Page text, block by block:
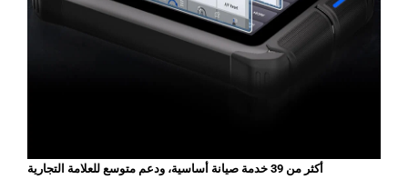
أكثر من 39 خدمة صيانة أساسية، ودعم متوسع للعلامة التجارية